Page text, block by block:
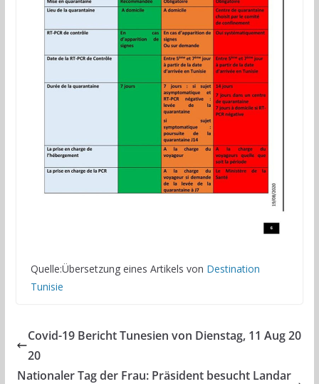
Quelle:Übersetzung eines Artikels von Destination
Tunisie
Covid-19 Bericht Tunesien von Dienstag, 11 Aug 20
20
Nationaler Tag der Frau: Präsident besucht Landar